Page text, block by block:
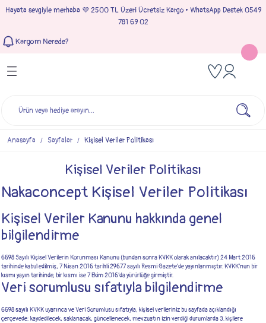
Hayata sevgiyle merhaba 💜 2500 TL Üzeri Ücretsiz Kargo • WhatsApp Destek 0549
781 69 02
Kargom Nerede?
Geri Dön
Geri Dön
Geri Dön
Geri Dön
Anasayfa Sayfalar Kişisel Veriler Politikası
Kişisel Veriler Politikası
Nakaconcept Kişisel Veriler Politikası
Kişisel Veriler Kanunu hakkında genel
bilgilendirme
6698 Sayılı Kişisel Verilerin Korunması Kanunu (bundan sonra KVKK olarak anılacaktır) 24 Mart 2016
tarihinde kabul edilmiş, 7 Nisan 2016 tarihli 29677 sayılı Resmi Gazete’de yayınlanmıştır. KVKK’nun bir
kısmı yayın tarihinde, bir kısmı ise 7 Ekim 2016’da yürürlüğe girmiştir.
Veri sorumlusu sıfatıyla bilgilendirme
6698 sayılı KVKK uyarınca ve Veri Sorumlusu sıfatıyla, kişisel verileriniz bu sayfada açıklandığı
çerçevede; kaydedilecek, saklanacak, güncellenecek, mevzuatın izin verdiği durumlarda 3. kişilere